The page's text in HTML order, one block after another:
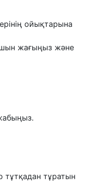
ойықтарына
жағыңыз және
тұтқадан тұратын